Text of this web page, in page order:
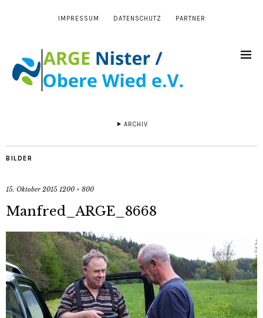
IMPRESSUM DATENSCHUTZ PARTNER
ARCHIV
BILDER
15. Oktober 2015 1200 × 800
Manfred_ARGE_8668